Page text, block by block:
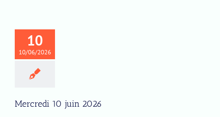
10
10/06/2026
Mercredi 10 juin 2026